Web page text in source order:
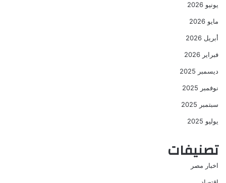
يونيو 2026
مايو 2026
أبريل 2026
فبراير 2026
ديسمبر 2025
نوفمبر 2025
سبتمبر 2025
يوليو 2025
تصنيفات
اخبار مصر